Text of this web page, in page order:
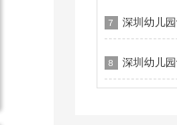
7 深圳幼儿
8 深圳幼儿园